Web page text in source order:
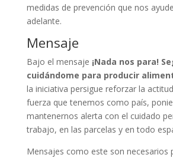
medidas de prevención que nos
adelante.
Mensaje
Bajo el mensaje ¡Nada nos para!
cuidándome para producir
la iniciativa persigue reforzar la
fuerza que tenemos como país,
mantenernos alerta con el cuidado
trabajo, en las parcelas y en todo
Mensajes como este son necesarios